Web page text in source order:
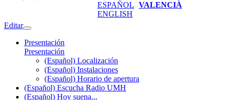
ESPAÑOL VALENCIÀ
ENGLISH
Editar
Presentación
Presentación
(Español) Localización
(Español) Instalaciones
(Español) Horario de apertura
(Español) Escucha Radio UMH
(Español) Hoy suena...